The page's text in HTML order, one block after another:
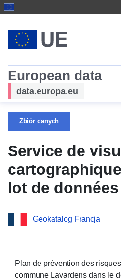
European data
data.europa.eu
Zbiór danych
Service de
lot de
prévention
inondation de
département
Geokatalog Francja
Plan de prévention des
commune Lavardens dans le